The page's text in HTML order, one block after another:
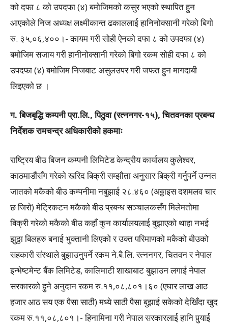
को दफा ८ को उपदफा (४) बमोजिमको कसुर भएको स्थापित हुन
आएकोले निज अध्यक्ष लक्ष्मीकान्त ढकाललाई हानिनोक्सानी गरेको बिगो
रु. ३५,०६,४००।- कायम गरी सोही ऐनको दफा ८ को उपदफा (४)
बमोजिम सजाय गरी हानीनोक्सानी गरेको बिगो रकम सोही दफा ८ को
उपदफा (४) बमोजिम निजबाट असुलउपर गरी जफत हुन मागदाबी
लिइएको छ ।
ग. बिजबृद्धि कम्पनी प्रा.लि., पिठुवा (रत्ननगर-१५), चितवनका प्रबन्ध
निर्देशक रामचन्द्र अधिकारीको हकमाः
राष्ट्रिय बीउ बिजन कम्पनी लिमिटेड केन्द्रीय कार्यालय कुलेश्वर,
काठमाडौंसँग गरेको खरिद बिक्री सम्झौता अनुसार बिक्री गर्नुपर्ने उन्नत
जातको मकैको बीउ कम्पनीमा नबुझाई २८.४६० (अठ्ठाइस दशमलव चार
छ जिरो) मेट्रिकटन मकैको बीउ प्रबन्ध सञ्चालकसँग मिलेमतोमा
बिक्री गरेको मकैको बीउ कहाँ कुन कार्यालयलाई बुझाएको थाहा नभई
झुठ्ठा बिलहरु बनाई भुक्तानी लिएको र उक्त परिमाणको मकैको बीउको
सहकारी संस्थाले बुझाउनुपर्ने रकम ने.बै.लि. रत्ननगर, चितवन र नेपाल
इन्भेष्टमेन्ट बैंक लिमिटेड, कालिमाटी शाखाबाट बुझाउन लगाई नेपाल
सरकारको हुने अनुदान रकम रु.११,०८,८०१।६० (एघार लाख आठ
हजार आठ सय एक पैसा साठी) मध्ये साठी पैसा बुझाई सकेको देखिँदा खुद
रकम रु.११,०८,८०१।- हिनामिना गरी नेपाल सरकारलाई हानि पुर्‍याई